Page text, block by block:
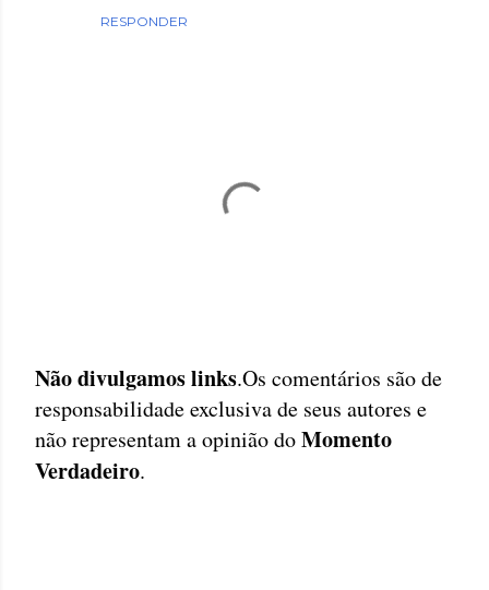
RESPONDER
P
o
s
Não divulgamos links.Os comentários são de
responsabilidade exclusiva de seus autores e
não representam a opinião doMomento
Verdadeiro.